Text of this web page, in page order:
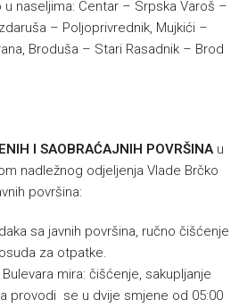
naseljima: Centar – Srpska Varoš –
– Poljoprivrednik, Mujkići –
Broduša – Stari Rasadnik – Brod
I SAOBRAĆAJNIH POVRŠINAu
nadležnog odjeljenja Vlade Brčko
površina:
sa javnih površina, ručno čišćenje
za otpatke.
mira: čišćenje, sakupljanje
provodi se u dvije smjene od 05:00